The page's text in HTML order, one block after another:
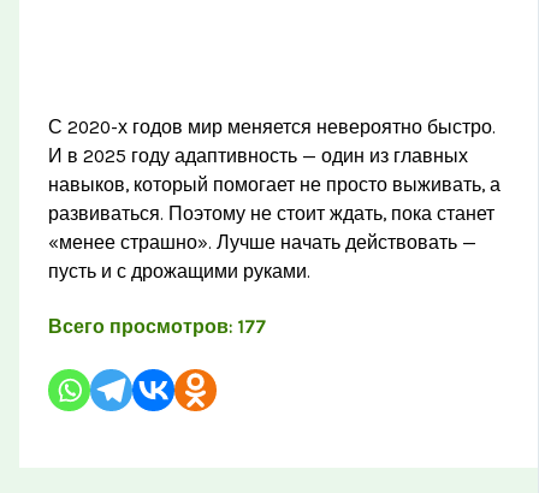
С 2020-х годов мир меняется невероятно быстро.
И в 2025 году адаптивность — один из главных
навыков, который помогает не просто выживать, а
развиваться. Поэтому не стоит ждать, пока станет
«менее страшно». Лучше начать действовать —
пусть и с дрожащими руками.
Всего просмотров: 177